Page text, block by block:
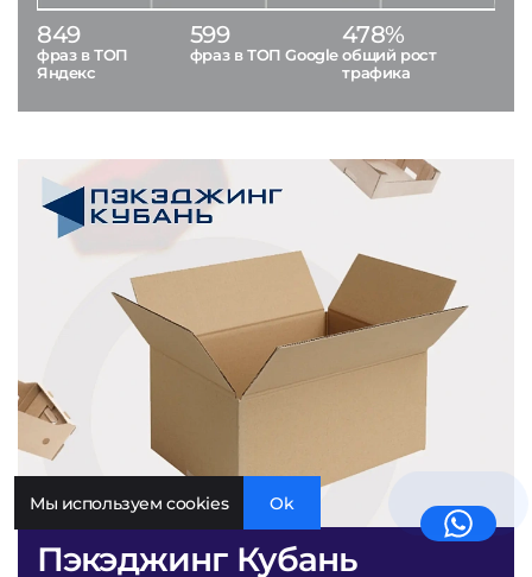
Пэкэджинг Кубань
849
фраз в ТОП
Яндекс
599
фраз в ТОП Google
478%
общий рост
трафика
Мы используем cookies Ok